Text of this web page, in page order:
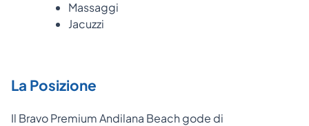
Massaggi
Jacuzzi
La Posizione
Il Bravo Premium Andilana Beach gode di